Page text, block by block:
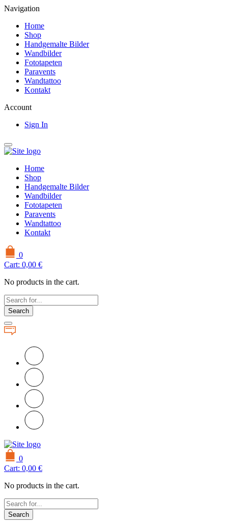
Navigation
Home
Shop
Handgemalte Bilder
Wandbilder
Fototapeten
Paravents
Wandtattoo
Kontakt
Account
Sign In
Home
Shop
Handgemalte Bilder
Wandbilder
Fototapeten
Paravents
Wandtattoo
Kontakt
0
Cart: 0,00 €
No products in the cart.
Search
0
Cart: 0,00 €
No products in the cart.
Search